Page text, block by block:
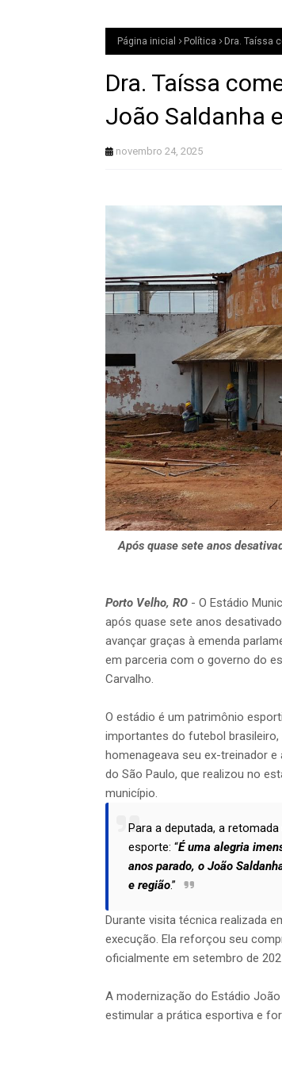
Página inicial Política Dra. Taíssa
Dra. Taíssa
João Saldanha
novembro 24, 2025
Após quase sete anos
Porto Velho, RO - O Estádio
após quase sete anos
avançar graças à emenda
em parceria com o governo do
Carvalho.
O estádio é um patrimônio
importantes do futebol
homenageava seu ex-treinador
do São Paulo, que realizou no
município.
Para a deputada, a
esporte: “É uma alegria
anos parado, o João
e região.”
Durante visita técnica realizada
execução. Ela reforçou seu
oficialmente em setembro de
A modernização do Estádio
estimular a prática esportiva e